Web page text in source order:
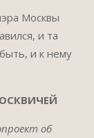
Москвы
и та
и к нему
об